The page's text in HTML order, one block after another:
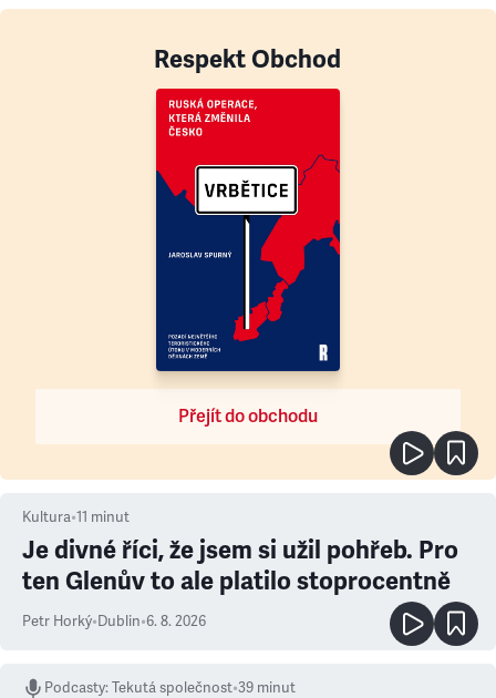
Respekt Obchod
Přejít do obchodu
Kultura•11 minut
Je divné říci, že jsem si užil pohřeb. Pro
ten Glenův to ale platilo stoprocentně
Petr Horký•Dublin•6. 8. 2026
Podcasty:Tekutá společnost•39 minut